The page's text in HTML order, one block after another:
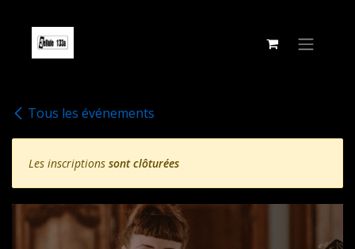
Tous les événements
Les inscriptions sont clôturées